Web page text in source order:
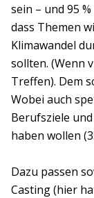
sein – und 95
dass Themen
Klimawandel
sollten. (Wenn
Treffen). Dem
Wobei auch
Berufsziele
haben wollen
Dazu passen
Casting (hier